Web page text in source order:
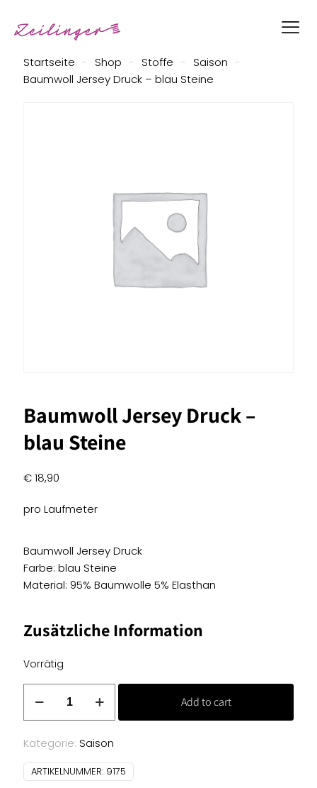
Startseite - Shop - Stoffe - Saison -
Baumwoll Jersey Druck – blau Steine
Baumwoll Jersey Druck –
blau Steine
€18,90
pro Laufmeter
Baumwoll Jersey Druck
Farbe: blau Steine
Material: 95% Baumwolle 5% Elasthan
Zusätzliche Information
Vorrätig
Druck
-
blau
Steine
Add to cart
Kategorie: Saison
ARTIKELNUMMER: 9175